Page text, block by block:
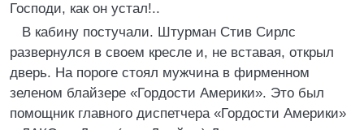
Господи, как он устал!..
В кабину постучали. Штурман Стив Сирлс
развернулся в своем кресле и, не вставая, открыл
дверь. На пороге стоял мужчина в фирменном
зеленом блайзере «Гордости Америки». Это был
помощник главного диспетчера «Гордости Америки»